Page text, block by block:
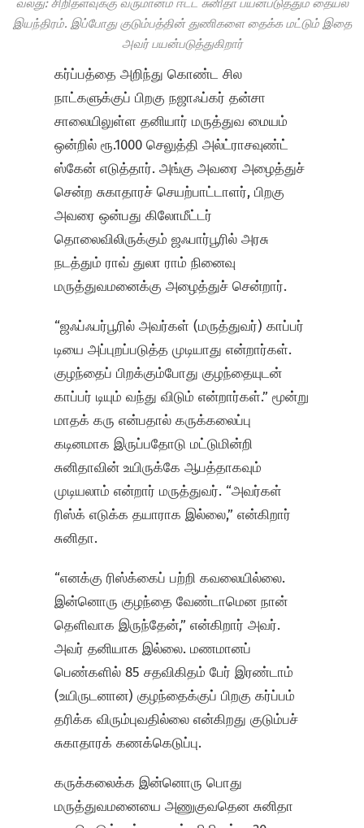
வலது: சிறிதள்வுக்கு வருமானம் ஈட்ட சுனிதா பயன்படுத்தும் தையல்
இயந்திரம். இப்போது குடும்பத்தின் துணிகளை தைக்க மட்டும் இதை
அவர் பயன்படுத்துகிறார்
கர்ப்பத்தை அறிந்து கொண்ட சில
நாட்களுக்குப் பிறகு நஜாஃப்கர் தன்சா
சாலையிலுள்ள தனியார் மருத்துவ மையம்
ஒன்றில் ரூ.1000 செலுத்தி அல்ட்ராசவுண்ட்
ஸ்கேன் எடுத்தார். அங்கு அவரை அழைத்துச்
சென்ற சுகாதாரச் செயற்பாட்டாளர், பிறகு
அவரை ஒன்பது கிலோமீட்டர்
தொலைவிலிருக்கும் ஜஃபார்பூரில் அரசு
நடத்தும் ராவ் துலா ராம் நினைவு
மருத்துவமனைக்கு அழைத்துச் சென்றார்.
“ஜஃப்ஃபர்பூரில் அவர்கள் (மருத்துவர்) காப்பர்
டியை அப்புறப்படுத்த முடியாது என்றார்கள்.
குழந்தைப் பிறக்கும்போது குழந்தையுடன்
காப்பர் டியும் வந்து விடும் என்றார்கள்.” மூன்று
மாதக் கரு என்பதால் கருக்கலைப்பு
கடினமாக இருப்பதோடு மட்டுமின்றி
சுனிதாவின் உயிருக்கே ஆபத்தாகவும்
முடியலாம் என்றார் மருத்துவர். “அவர்கள்
ரிஸ்க் எடுக்க தயாராக இல்லை,” என்கிறார்
சுனிதா.
“எனக்கு ரிஸ்க்கைப் பற்றி கவலையில்லை.
இன்னொரு குழந்தை வேண்டாமென நான்
தெளிவாக இருந்தேன்,” என்கிறார் அவர்.
அவர் தனியாக இல்லை. மணமானப்
பெண்களில் 85 சதவிகிதம் பேர் இரண்டாம்
(உயிருடனான) குழந்தைக்குப் பிறகு கர்ப்பம்
தரிக்க விரும்புவதில்லை என்கிறது குடும்பச்
சுகாதாரக் கணக்கெடுப்பு.
கருக்கலைக்க இன்னொரு பொது
மருத்துவமனையை அணுகுவதென சுனிதா